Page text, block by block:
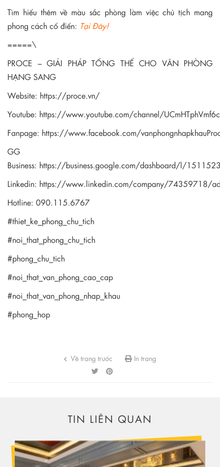
Tìm hiểu thêm về màu sắc phòng làm việc chủ tịch mang
phong cách cổ điển: Tại Đây!
=====\
PROCE – GIẢI PHÁP TỔNG THỂ CHO VĂN PHÒNG
HẠNG SANG
Website: https://proce.vn/
Youtube: https://www.youtube.com/channel/
Fanpage: https://www.facebook.com/
GG
Business: https://business.google.com/dashboard/l/
Linkedin: https://www.linkedin.com/company/74359718/
Hotline: 090.115.6767
#thiet_ke_phong_chu_tich
#noi_that_phong_chu_tich
#phong_chu_tich
#noi_that_van_phong_cao_cap
#noi_that_van_phong_nhap_khau
#phong_hop
Về trang trước In trang
TIN LIÊN QUAN